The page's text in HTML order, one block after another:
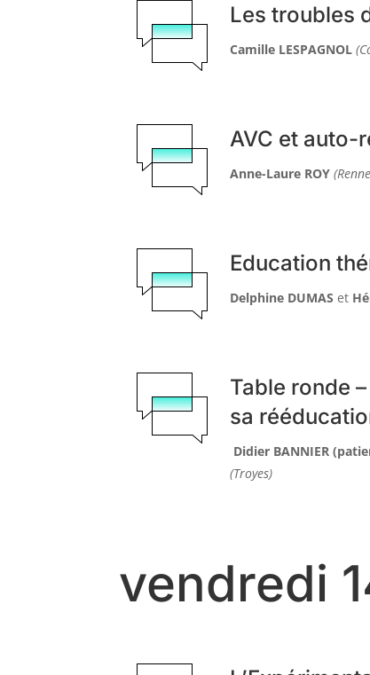
Les troubles
Camille LESPAGNOL
AVC et auto-
Anne-Laure ROY
Education
Delphine DUMASet
Table ronde
sa
Didier BANNIER
(Troyes)
vendredi